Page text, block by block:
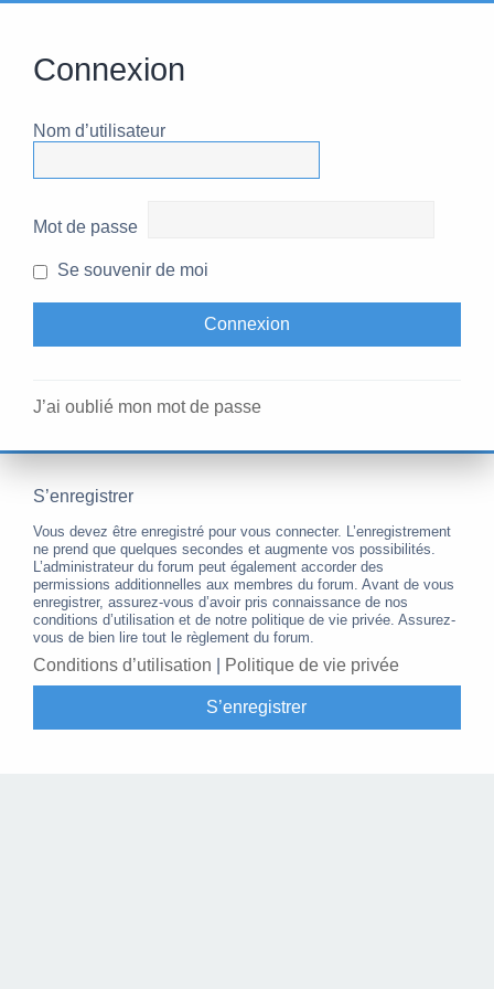
Connexion
Nom d’utilisateur
Mot de passe
Se souvenir de moi
J’ai oublié mon mot de passe
S’enregistrer
Vous devez être enregistré pour vous connecter. L’enregistrement
ne prend que quelques secondes et augmente vos possibilités.
L’administrateur du forum peut également accorder des
permissions additionnelles aux membres du forum. Avant de vous
enregistrer, assurez-vous d’avoir pris connaissance de nos
conditions d’utilisation et de notre politique de vie privée. Assurez-
vous de bien lire tout le règlement du forum.
Conditions d’utilisation Politique de vie privée
S’enregistrer